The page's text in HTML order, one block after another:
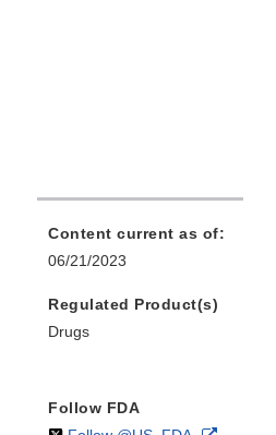
Content current as of:
06/21/2023
Regulated Product(s)
Drugs
Follow FDA